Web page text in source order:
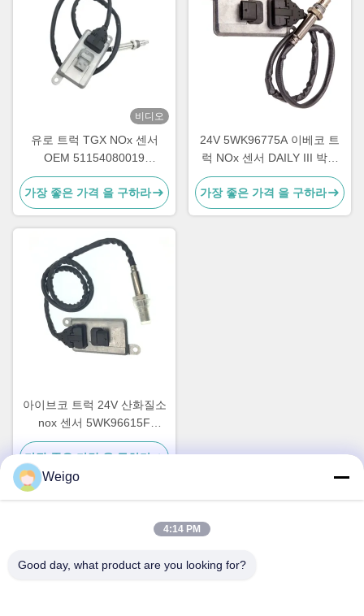
비디오
유로 트럭 TGX NOx 센서
OEM 51154080019
5WK96790B
가장 좋은 가격 을 구하라
24V 5WK96775A 이베코 트
럭 NOx 센서 DAILY III 박스
바디 5801754014
가장 좋은 가격 을 구하라
아이브코 트럭 24V 산화질소
nox 센서 5WK96615F
5801754015
가장 좋은 가격 을 구하라
Weigo
4:14 PM
Good day, what product are you looking for?